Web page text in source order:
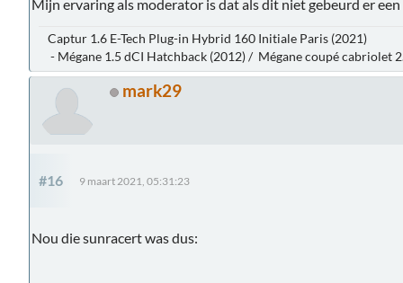
Mijn ervaring als moderator is dat als dit niet gebeurd er
Captur 1.6 E-Tech Plug-in Hybrid 160 Initiale Paris (2021)
- Mégane 1.5 dCI Hatchback (2012) / Mégane coupé cabriolet
mark29
#16 9 maart 2021, 05:31:23
Nou die sunracert was dus: